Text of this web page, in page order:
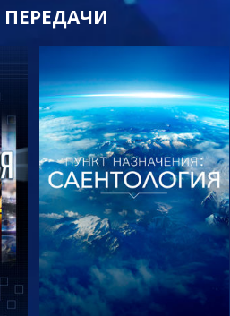
ПЕРЕДАЧИ